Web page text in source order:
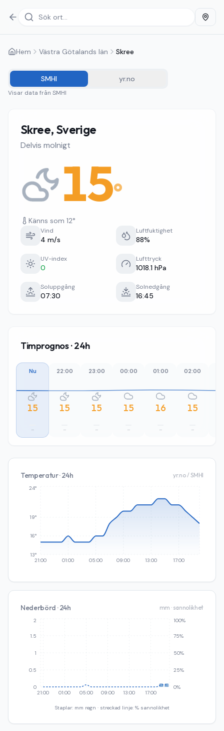
Hem Västra Götalands län Skree
SMHI yr.no
Visar data från SMHI
Skree, Sverige
Delvis molnigt
15°
Känns som 12°
Vind
4 m/s
Luftfuktighet
88%
UV-index
0
Lufttryck
1018.1 hPa
Soluppgång
07:30
Solnedgång
16:45
Timprognos · 24h
Nu
15
–
22:00
15
–
23:00
15
–
00:00
15
–
01:00
16
–
02:00
15
–
Temperatur · 24h yr.no / SMHI
21:00 01:00 05:00 09:00 13:00 17:00
13°
16°
19°
24°
Nederbörd · 24h mm · sannolikhet
21:00 01:00 05:00 09:00 13:00 17:00
0
0.5
1
1.5
2
0%
25%
50%
75%
100%
Staplar: mm regn · streckad linje: % sannolikhet